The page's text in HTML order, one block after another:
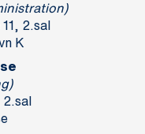
2.sal
K